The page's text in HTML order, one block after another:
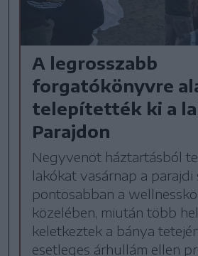
A legrosszabb
forgatókönyvre
telepítették ki a
Parajdon
Negyvenöt háztartásból
lakókat vasárnap a parajdi
pontosabban a
közelében, miután több
keletkeztek a bánya
esetleges árhullám ellen